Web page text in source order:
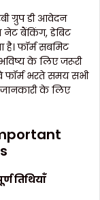
ग्रुप डी आवेदन
नेट बैंकिंग, डेबिट
है। फॉर्म सबमिट
के लिए जरूरी
फॉर्म भरते समय सभी
के लिए
तिथियाँ